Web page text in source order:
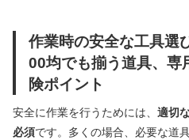
作業時の安全な工具選
00均でも揃う道具、専
険ポイント
安全に作業を行うためには、 適切
必須です。多くの場合、必要な道